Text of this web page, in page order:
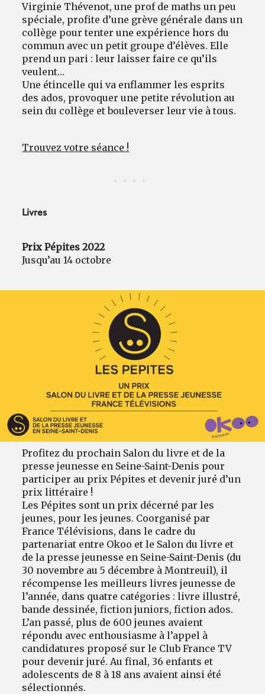
Virginie Thévenot, une prof de maths un peu
spéciale, profite d’une grève générale dans un
collège pour tenter une expérience hors du
commun avec un petit groupe d’élèves. Elle
prend un pari : leur laisser faire ce qu’ils
veulent…
Une étincelle qui va enflammer les esprits
des ados, provoquer une petite révolution au
sein du collège et bouleverser leur vie à tous.
Trouvez votre séance !
Livres
Prix Pépites 2022
Jusqu’au 14 octobre
Profitez du prochain Salon du livre et de la
presse jeunesse en Seine-Saint-Denis pour
participer au prix Pépites et devenir juré d’un
prix littéraire !
Les Pépites sont un prix décerné par les
jeunes, pour les jeunes. Coorganisé par
France Télévisions, dans le cadre du
partenariat entre Okoo et le Salon du livre et
de la presse jeunesse en Seine-Saint-Denis (du
30 novembre au 5 décembre à Montreuil), il
récompense les meilleurs livres jeunesse de
l’année, dans quatre catégories : livre illustré,
bande dessinée, fiction juniors, fiction ados.
L’an passé, plus de 600 jeunes avaient
répondu avec enthousiasme à l’appel à
candidatures proposé sur le Club France TV
pour devenir juré. Au final, 36 enfants et
adolescents de 8 à 18 ans avaient ainsi été
sélectionnés.